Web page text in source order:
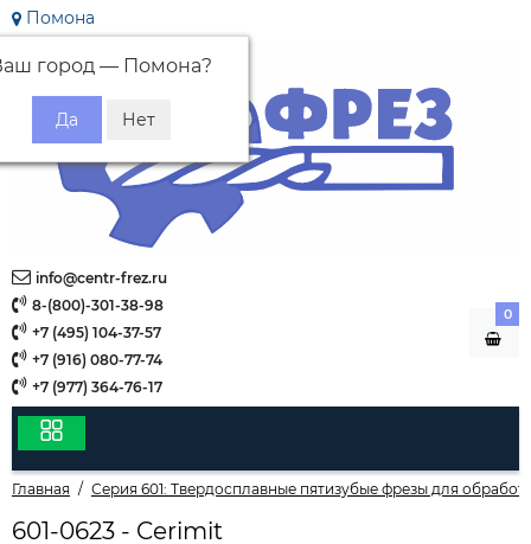
Помона
город — Помона?
info@centr-frez.ru
8-(800)-301-38-98
+7 (495) 104-37-57
+7 (916) 080-77-74
+7 (977) 364-76-17
0
Главная Серия 601: Твердосплавные пятизубые фрезы для
601-0623 - Cerimit